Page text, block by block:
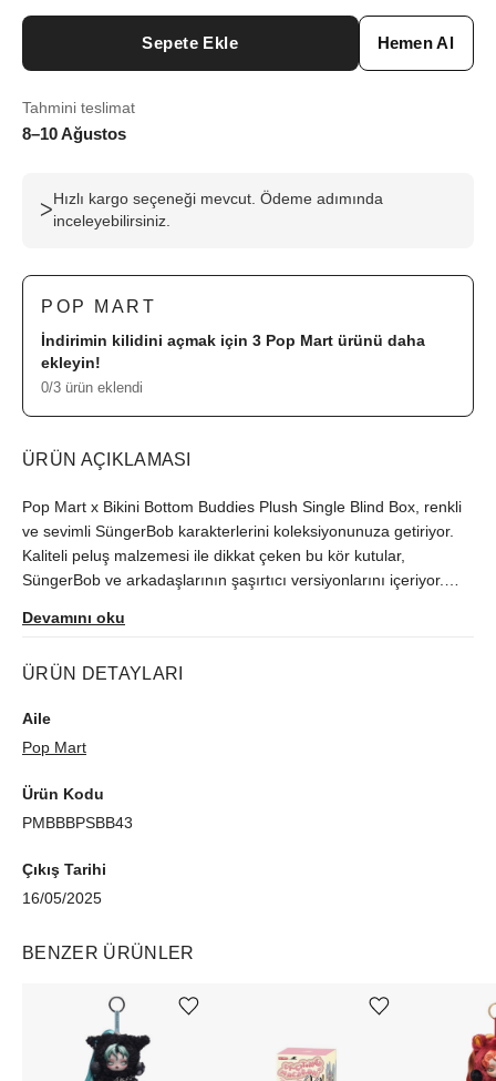
Sepete Ekle Hemen Al
Tahmini teslimat
8–10 Ağustos
ᐳ
Hızlı kargo seçeneği mevcut. Ödeme adımında
inceleyebilirsiniz.
POP MART
İndirimin kilidini açmak için 3 Pop Mart ürünü daha
ekleyin!
0/3 ürün eklendi
ÜRÜN AÇIKLAMASI
Pop Mart x Bikini Bottom Buddies Plush Single Blind Box, renkli
ve sevimli SüngerBob karakterlerini koleksiyonunuza getiriyor.
Kaliteli peluş malzemesi ile dikkat çeken bu kör kutular,
SüngerBob ve arkadaşlarının şaşırtıcı versiyonlarını içeriyor.
deneyim sunuyor. Her bir peluş, detaylı tasarımı ve benzersiz
koleksiyon tutkunları için ideal olan bu seri, başkalarıyla
mükemmel bir seçim. Eğlenceli ve sürprizlerle dolu bir
koleksiyon ürününüz olsun!
Devamını oku
ÜRÜN DETAYLARI
Aile
Pop Mart
Ürün Kodu
PMBBBPSBB43
Çıkış Tarihi
16/05/2025
BENZER ÜRÜNLER
Ürünü istek listesine ekle veya listeden çıkar Ürünü istek listesine ekle veya listeden çıkar